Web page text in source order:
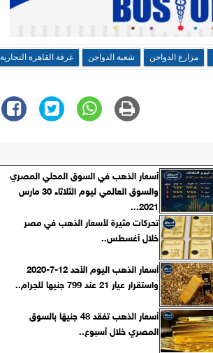
مزارع الدواجن شعبة الدواجن غرفة القاهرة التجارية
أسعار الذهب في السوق المحلي المصري
والسوق العالمي ليوم الثلاثاء 30 مارس
2021...
تحركات مثيرة لأسعار الذهب في مصر
خلال أغسطس..
أسعار الذهب اليوم الأحد 12-7-2020
واستقرار عيار 21 عند 799 جنيها للجرام..
أسعار الذهب تفقد 48 جنيهًا بالسوق
المصري خلال أسبوع..